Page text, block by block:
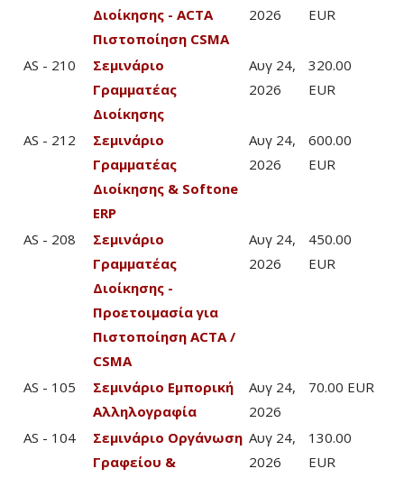
Διοίκησης - ACTA
Πιστοποίηση CSMA
2026
EUR
AS - 210
Σεμινάριο
Γραμματέας
Διοίκησης
Αυγ 24,
2026
320.00
EUR
AS - 212
Σεμινάριο
Γραμματέας
Διοίκησης & Softone
ERP
Αυγ 24,
2026
600.00
EUR
AS - 208
Σεμινάριο
Γραμματέας
Διοίκησης -
Προετοιμασία για
Πιστοποίηση ACTA /
CSMA
Αυγ 24,
2026
450.00
EUR
AS - 105
Σεμινάριο Εμπορική
Αλληλογραφία
Αυγ 24,
2026
70.00 EUR
AS - 104
Σεμινάριο Οργάνωση
Γραφείου &
Αυγ 24,
2026
130.00
EUR